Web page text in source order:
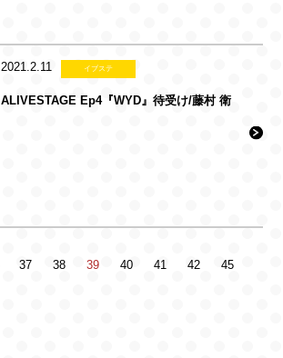
2021.2.11 イブステ
ALIVESTAGE Ep4『WYD』待受け/藤村 衛
37 38 39 40 41 42
45